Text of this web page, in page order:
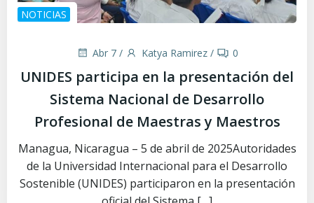
NOTICIAS
Abr 7 / Katya Ramirez / 0
UNIDES participa en la presentación del
Sistema Nacional de Desarrollo
Profesional de Maestras y Maestros
Managua, Nicaragua – 5 de abril de 2025Autoridades
de la Universidad Internacional para el Desarrollo
Sostenible (UNIDES) participaron en la presentación